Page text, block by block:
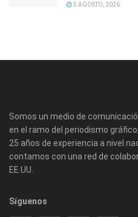
5 AGOSTO, 2026
Somos un medio de
en el ramo del periodismo
25 años de experiencia a nivel
contamos con una red de
EE.UU.
Síguenos